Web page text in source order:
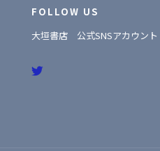
FOLLOW US
大垣書店 公式SNSアカウント